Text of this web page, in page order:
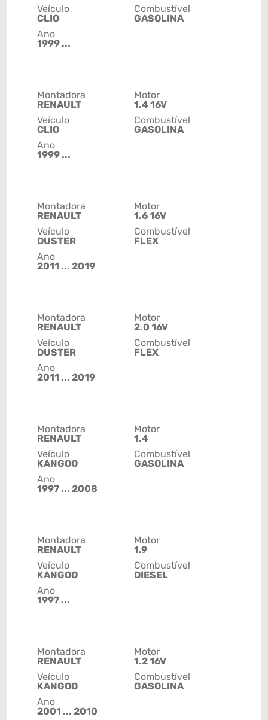
Veículo
CLIO
Ano
1999 ...
Combustível
GASOLINA
Montadora
RENAULT
Veículo
CLIO
Ano
1999 ...
Motor
1.4 16V
Combustível
GASOLINA
Montadora
RENAULT
Veículo
DUSTER
Ano
2011 ... 2019
Motor
1.6 16V
Combustível
FLEX
Montadora
RENAULT
Veículo
DUSTER
Ano
2011 ... 2019
Motor
2.0 16V
Combustível
FLEX
Montadora
RENAULT
Veículo
KANGOO
Ano
1997 ... 2008
Motor
1.4
Combustível
GASOLINA
Montadora
RENAULT
Veículo
KANGOO
Ano
1997 ...
Motor
1.9
Combustível
DIESEL
Montadora
RENAULT
Veículo
KANGOO
Ano
2001 ... 2010
Motor
1.2 16V
Combustível
GASOLINA